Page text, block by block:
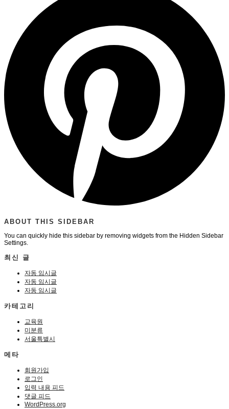
ABOUT THIS SIDEBAR
You can quickly hide this sidebar by removing widgets from the Hidden Sidebar
Settings.
최신 글
자동 임시글
자동 임시글
자동 임시글
카테고리
교육원
미분류
서울특별시
메타
회원가입
로그인
입력 내용 피드
댓글 피드
WordPress.org